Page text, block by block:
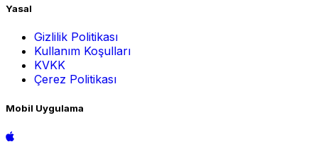
Yasal
Gizlilik Politikası
Kullanım Koşulları
KVKK
Çerez Politikası
Mobil Uygulama